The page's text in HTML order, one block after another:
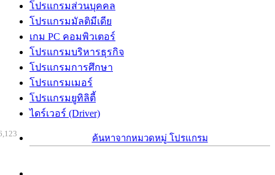
โปรแกรมส่วนบุคคล
โปรแกรมมัลติมีเดีย
เกม PC คอมพิวเตอร์
โปรแกรมบริหารธุรกิจ
โปรแกรมการศึกษา
โปรแกรมเมอร์
โปรแกรมยูทิลิตี้
ไดร์เวอร์ (Driver)
ค้นหาจากหมวดหมู่ โปรแกรม